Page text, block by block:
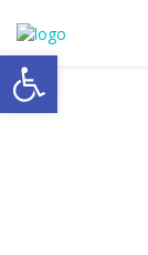
Open toolbar